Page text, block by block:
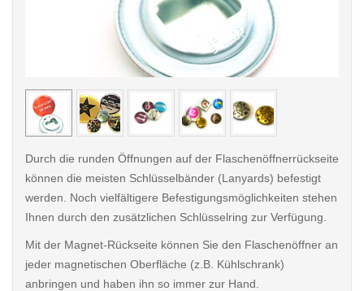
< /picture>
Durch die runden Öffnungen auf der Flaschenöffnerrückseite
können die meisten Schlüsselbänder (Lanyards) befestigt
werden. Noch vielfältigere Befestigungsmöglichkeiten stehen
Ihnen durch den zusätzlichen Schlüsselring zur Verfügung.
Mit der Magnet-Rückseite können Sie den Flaschenöffner an
jeder magnetischen Oberfläche (z.B. Kühlschrank)
anbringen und haben ihn so immer zur Hand.